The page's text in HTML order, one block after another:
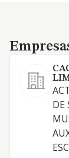
Empresas
DE